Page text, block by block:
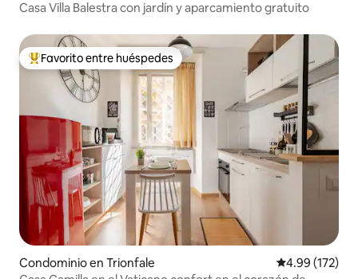
Casa Villa Balestra con jardín y aparcamiento gratuito
De los mejores en Favorito entre huéspedes
Favorito entre huéspedes
Condominio en Trionfale Calificación
4.99 (172)